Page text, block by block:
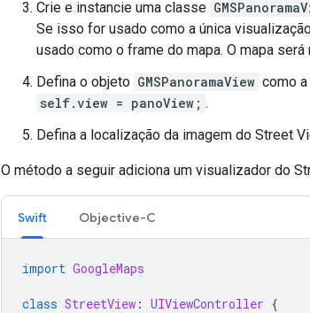
Crie e instancie uma classe
Se isso for usado como a única
usado como o frame do mapa. O mapa
Defina o objeto GMSPanoramaView como
self.view = panoView; .
Defina a localização da imagem do Street
O método a seguir adiciona um visualizador do
Swift Objective-C
import GoogleMaps
class StreetView : UIViewController {